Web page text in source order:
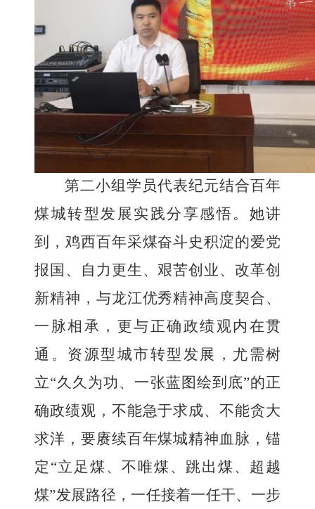
第二小组学员代表纪元结合百年
煤城转型发展实践分享感悟。她讲
到，鸡西百年采煤奋斗史积淀的爱党
报国、自力更生、艰苦创业、改革创
新精神，与龙江优秀精神高度契合、
一脉相承，更与正确政绩观内在贯
通。资源型城市转型发展，尤需树
立“久久为功、一张蓝图绘到底”的正
确政绩观，不能急于求成、不能贪大
求洋，要赓续百年煤城精神血脉，锚
定“立足煤、不唯煤、跳出煤、超越
煤”发展路径，一任接着一任干、一步